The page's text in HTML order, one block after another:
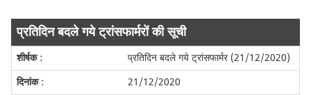
प्रतिदिन बदले गये ट्रांसफार्मरों की सूची
प्रतिदिन बदले गये ट्रांसफार्मर (21/12/2020)
21/12/2020